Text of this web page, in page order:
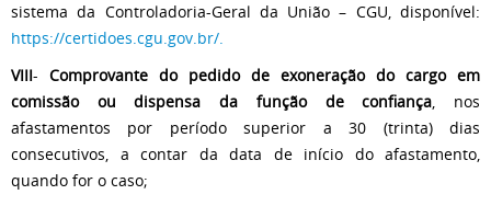
sistema da Controladoria-Geral da União – CGU, disponível:
https://certidoes.cgu.gov.br/.
VIII- Comprovante do pedido de exoneração do cargo em
comissão ou dispensa da função de confiança, nos
afastamentos por período superior a 30 (trinta) dias
consecutivos, a contar da data de início do afastamento,
quando for o caso;